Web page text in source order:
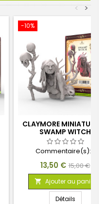
>
<
-10%
CLAYMORE MINIATURES
SWAMP WITCH
Commentaire(s):
Prix
13,50 € Prix
de
base
15,00 €
 Ajouter au panier
Détails